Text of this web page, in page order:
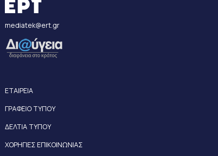
mediatek@ert.gr
ΕΤΑΙΡΕΙΑ
ΓΡΑΦΕΙΟ ΤΥΠΟΥ
ΔΕΛΤΙΑ ΤΥΠΟΥ
ΧΟΡΗΓΙΕΣ ΕΠΙΚΟΙΝΩΝΙΑΣ